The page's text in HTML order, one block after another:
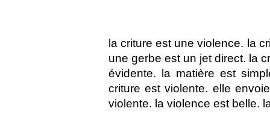
la criture est une violence. la
une gerbe est un jet direct. la
évidente. la matière est
criture est violente. elle
violente. la violence est belle.